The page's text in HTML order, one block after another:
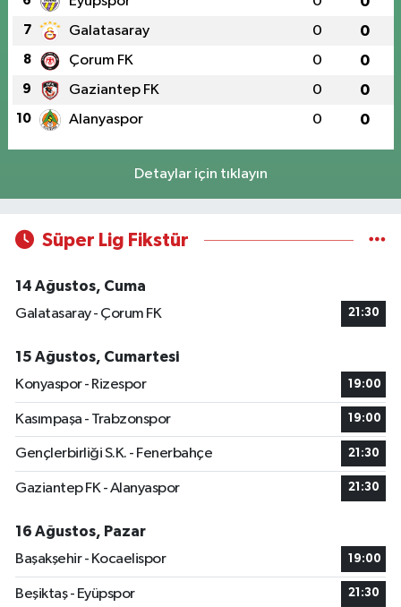
7 Galatasaray 0 0
8 Çorum FK 0 0
9 Gaziantep FK 0 0
10 Alanyaspor 0 0
Detaylar için tıklayın
Süper Lig Fikstür
14 Ağustos, Cuma
Galatasaray - Çorum FK
21:30
15 Ağustos, Cumartesi
Konyaspor - Rizespor
19:00
Kasımpaşa - Trabzonspor 19:00
Gençlerbirliği S.K. - Fenerbahçe 21:30
Gaziantep FK - Alanyaspor 21:30
16 Ağustos, Pazar
Başakşehir - Kocaelispor
19:00
Beşiktaş - Eyüpspor 21:30